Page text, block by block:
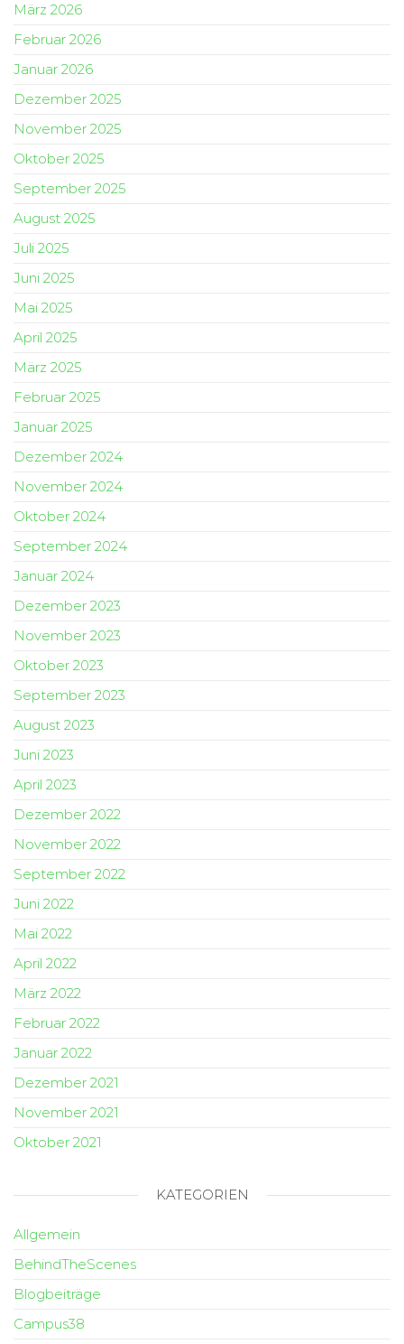
März 2026
Februar 2026
Januar 2026
Dezember 2025
November 2025
Oktober 2025
September 2025
August 2025
Juli 2025
Juni 2025
Mai 2025
April 2025
März 2025
Februar 2025
Januar 2025
Dezember 2024
November 2024
Oktober 2024
September 2024
Januar 2024
Dezember 2023
November 2023
Oktober 2023
September 2023
August 2023
Juni 2023
April 2023
Dezember 2022
November 2022
September 2022
Juni 2022
Mai 2022
April 2022
März 2022
Februar 2022
Januar 2022
Dezember 2021
November 2021
Oktober 2021
KATEGORIEN
Allgemein
BehindTheScenes
Blogbeiträge
Campus38